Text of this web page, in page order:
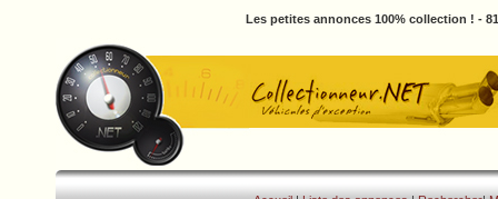
Les petites annonces 100% collection ! -